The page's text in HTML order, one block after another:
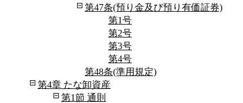
第47条(預り金及び預り有価証券)
第1号
第2号
第3号
第4号
第48条(準用規定)
第4章 たな卸資産
第1節 通則